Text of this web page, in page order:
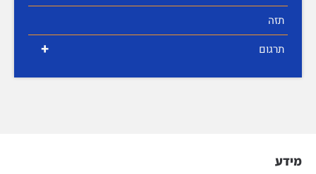
תזה
+ תרגום
מידע